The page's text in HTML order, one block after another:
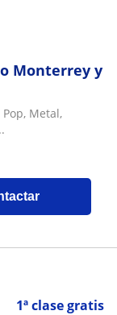
Monterrey y
Metal,
1ª clase gratis